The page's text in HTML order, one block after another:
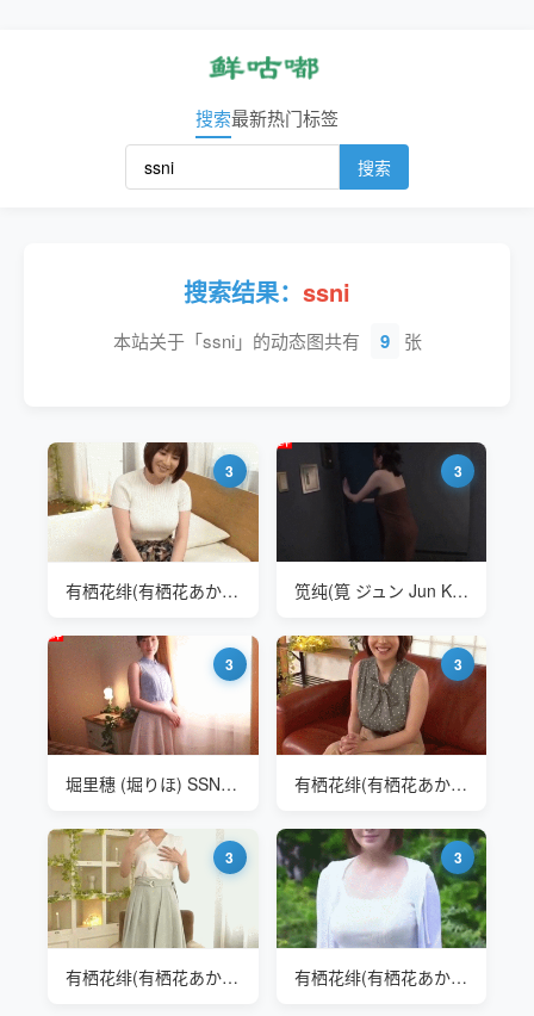
搜索最新热门标签
搜索
搜索结果： ssni
本站关于「ssni」的动态图共有 9 张
3
有栖花绯(有栖花あか Asuka Aka) SSNI-887 新人NO.1STYLE 有栖花緋出道
3
笕纯(筧 ジュン Jun Kakei ) SSNI-652 门被风吹关了咋办
3
堀里穗 (堀りほ) SSNI-657
3
有栖花绯(有栖花あか Asuka Aka) SSNI-887 新人NO.1STYLE 有栖花緋出道
3
有栖花绯(有栖花あか Asuka Aka) SSNI-887 新人NO.1STYLE 有栖花緋出道
3
有栖花绯(有栖花あか Asuka Aka) SSNI-887 新人NO.1STYLE 有栖花緋出道